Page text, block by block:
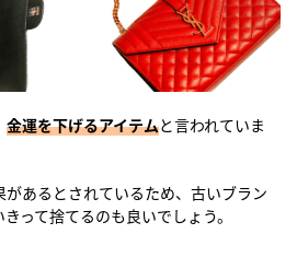
金運を下げるアイテムと言われていま
あるとされているため、古いブラン
って捨てるのも良いでしょう。